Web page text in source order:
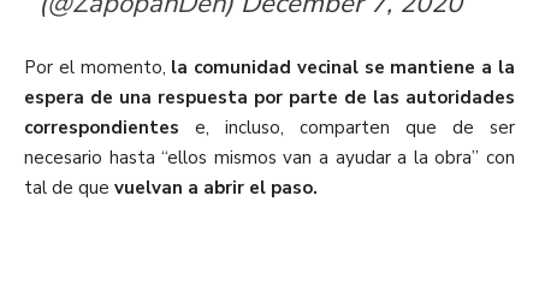
Por el momento, la comunidad vecinal se mantiene a la
espera de una respuesta por parte de las autoridades
correspondientes e, incluso, comparten que de ser
necesario hasta “ellos mismos van a ayudar a la obra” con
tal de que vuelvan a abrir el paso.